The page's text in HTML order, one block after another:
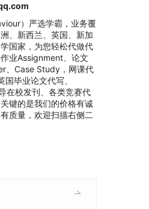
）严选学霸，业务覆
、新西兰、英国、新加
国家，为您轻松代做代
业Assignment、论文
、Case Study，网课代
毕业论文代写、
在校发刊、各类竞赛代
键的是我们的价格有诚
质量，欢迎扫描右侧二